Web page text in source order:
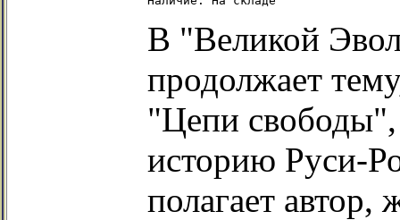
В "Великой
продолжает
"Цепи свободы",
историю Руси-
полагает